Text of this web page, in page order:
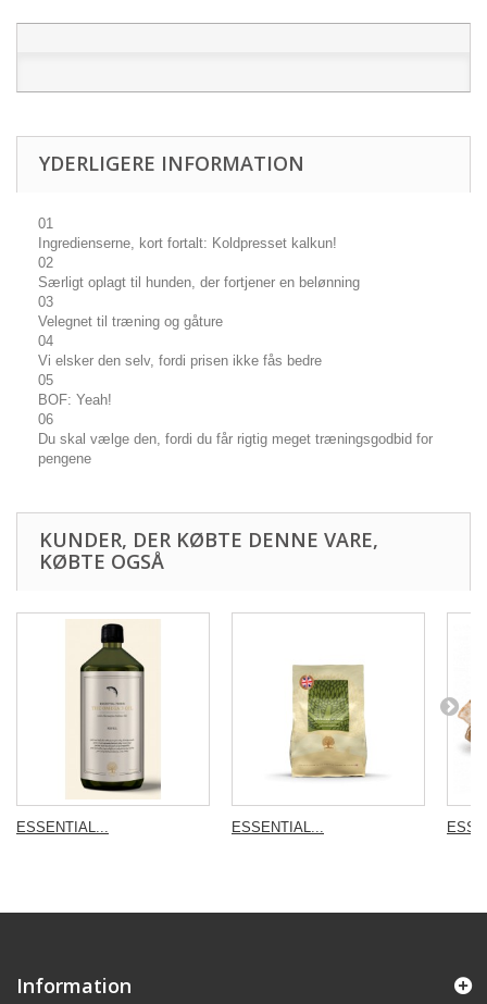
YDERLIGERE INFORMATION
01
Ingredienserne, kort fortalt: Koldpresset kalkun!
02
Særligt oplagt til hunden, der fortjener en belønning
03
Velegnet til træning og gåture
04
Vi elsker den selv, fordi prisen ikke fås bedre
05
BOF: Yeah!
06
Du skal vælge den, fordi du får rigtig meget træningsgodbid for
pengene
KUNDER, DER KØBTE DENNE VARE,
KØBTE OGSÅ
ESSENTIAL... ESSENTIAL...
Information